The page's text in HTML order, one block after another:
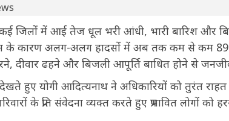
कई जिलों में आई तेज धूल भरी आंधी, भारी बारिश और
के कारण अलग-अलग हादसों में अब तक कम से कम 89
दीवार ढहने और बिजली आपूर्ति बाधित होने से
हुए योगी आदित्यनाथ ने अधिकारियों को तुरंत
के प्रति संवेदना व्यक्त करते हुए प्रभावित लोगों